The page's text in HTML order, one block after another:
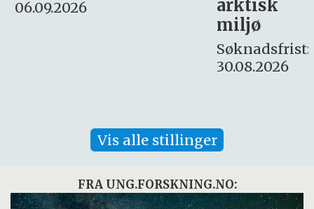
Søknadsfrist:
16. august.
Vis alle stillinger
FRA UNG.FORSKNING.NO: